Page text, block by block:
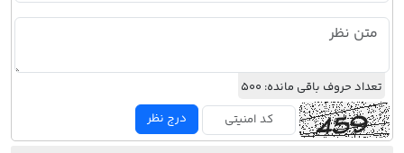
تعداد حروف باقی مانده: 500
درج نظر